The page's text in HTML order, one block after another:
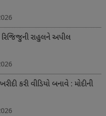
રાહુલને અપીલ
કરી વીડિયો બનાવે : મોદીની